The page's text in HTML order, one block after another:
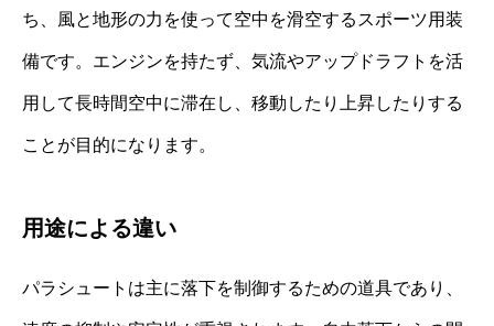
ち、風と地形の力を使って空中を滑空するスポーツ用装
備です。エンジンを持たず、気流やアップドラフトを活
用して長時間空中に滞在し、移動したり上昇したりする
ことが目的になります。
用途による違い
パラシュートは主に落下を制御するための道具であり、